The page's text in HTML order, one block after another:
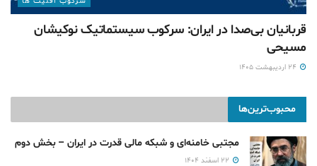
قربانیان بی‌صدا در ایران: سرکوب سیستماتیک نوکیشان
مسیحی
محبوب‌ترین‌ها
مجتبی خامنه‌ای و شبکه مالی قدرت در ایران – بخش دوم